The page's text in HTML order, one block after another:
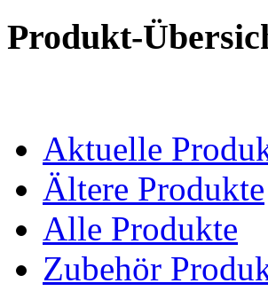
Produkt-
Aktuelle
Ältere Produkte
Alle Produkte
Zubehör